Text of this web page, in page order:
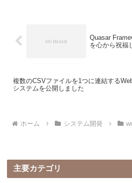
Quasar
を心から祝福
複数のCSVファイルを1つに連結する
システムを公開しました
ホーム システム開発
主要カテゴリ